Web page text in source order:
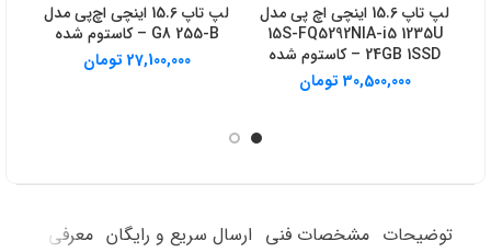
لپ تاپ 15.6 اینچی اچ‌ پی مدل
15S-FQ5292NIA-i5 1235U
24GB 1SSD – کاستوم شده
30,500,000 تومان
لپ تاپ 15.6 اینچی اچ‌پی مدل
G8 255-B – کاستوم شده
27,100,000 تومان
توضیحات مشخصات فنی ارسال سریع و رایگان معرفی